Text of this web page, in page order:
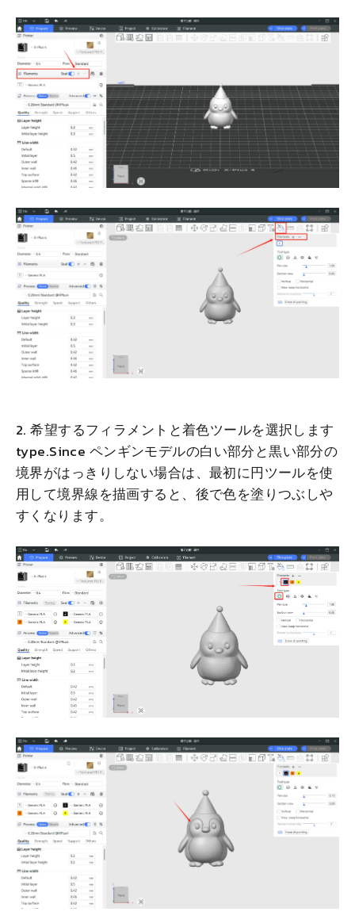
2. 希望するフィラメントと着色ツールを選択します
type.Since ペンギンモデルの白い部分と黒い部分の
境界がはっきりしない場合は、最初に円ツールを使
用して境界線を描画すると、後で色を塗りつぶしや
すくなります。